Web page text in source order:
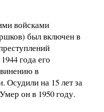
войсками
был включен в
года его
в
Осудили на 15 лет за
он в 1950 году.